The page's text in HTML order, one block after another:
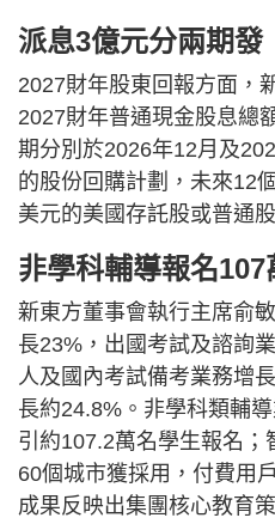
派息3億元分兩期發
2027財年股東回報方面，
2027財年普通現金股息總
期分別於2026年12月及
的股份回購計劃，未來12
美元的美國存託股或普通股
非學科輔導報名107
新東方董事會執行主席俞
長23%，出國考試及諮詢
人及國內考試備考業務增
長約24.8%。非學科類輔
引約107.2萬名學生報名；
60個城市獲採用，付費用
成果反映出集團核心教育